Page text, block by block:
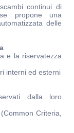
continui di
propone una
delle
e la riservatezza
interni ed esterni
dalla loro
Criteria,